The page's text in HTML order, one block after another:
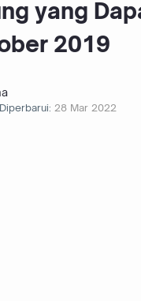
yang
2019
Diperbarui: 28 Mar 2022